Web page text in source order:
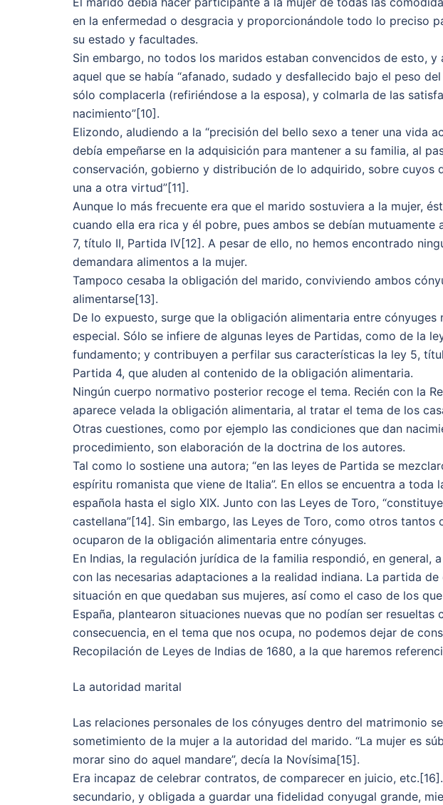
en la enfermedad o desgracia y proporcionándole todo lo preciso
su estado y facultades.
Sin embargo, no todos los maridos estaban convencidos de esto, y
aquel que se había “afanado, sudado y desfallecido bajo el peso
sólo complacerla (refiriéndose a la esposa), y colmarla de las
nacimiento”[10].
Elizondo, aludiendo a la “precisión del bello sexo a tener una vida
debía empeñarse en la adquisición para mantener a su familia, al
conservación, gobierno y distribución de lo adquirido, sobre cuyos
una a otra virtud”[11].
Aunque lo más frecuente era que el marido sostuviera a la mujer,
cuando ella era rica y él pobre, pues ambos se debían
7, título II, Partida IV[12]. A pesar de ello, no hemos encontrado
demandara alimentos a la mujer.
Tampoco cesaba la obligación del marido, conviviendo ambos
alimentarse[13].
De lo expuesto, surge que la obligación alimentaria entre
especial. Sólo se infiere de algunas leyes de Partidas, como de la
fundamento; y contribuyen a perfilar sus características la ley 5,
Partida 4, que aluden al contenido de la obligación alimentaria.
Ningún cuerpo normativo posterior recoge el tema. Recién con la
aparece velada la obligación alimentaria, al tratar el tema de los
Otras cuestiones, como por ejemplo las condiciones que dan
procedimiento, son elaboración de la doctrina de los autores.
Tal como lo sostiene una autora; “en las leyes de Partida se
espíritu romanista que viene de Italia”. En ellos se encuentra a
española hasta el siglo XIX. Junto con las Leyes de Toro,
castellana”[14]. Sin embargo, las Leyes de Toro, como otros tantos
ocuparon de la obligación alimentaria entre cónyuges.
En Indias, la regulación jurídica de la familia respondió, en general,
con las necesarias adaptaciones a la realidad indiana. La partida
situación en que quedaban sus mujeres, así como el caso de los
España, plantearon situaciones nuevas que no podían ser resueltas
consecuencia, en el tema que nos ocupa, no podemos dejar de
Recopilación de Leyes de Indias de 1680, a la que haremos
La autoridad marital
Las relaciones personales de los cónyuges dentro del matrimonio
sometimiento de la mujer a la autoridad del marido. “La mujer es
morar sino do aquel mandare”, decía la Novísima[15].
Era incapaz de celebrar contratos, de comparecer en juicio,
secundario, y obligada a guardar una fidelidad conyugal grande,